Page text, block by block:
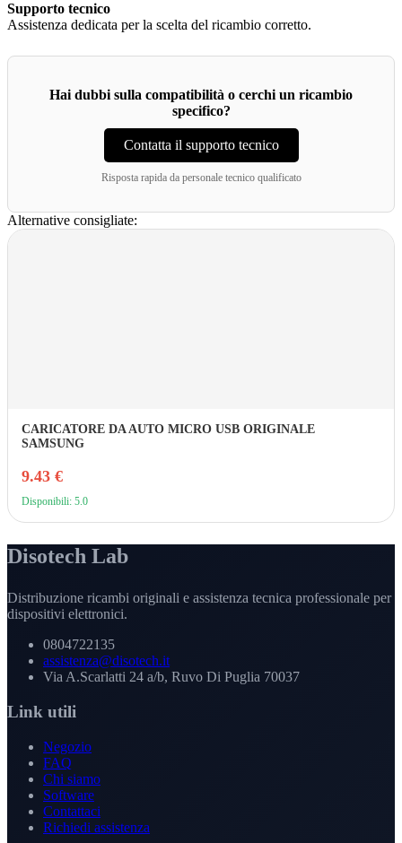
Supporto tecnico
Assistenza dedicata per la scelta del ricambio corretto.
Hai dubbi sulla compatibilità o cerchi un ricambio
specifico?
Contatta il supporto tecnico
Risposta rapida da personale tecnico qualificato
Alternative consigliate:
CARICATORE DA AUTO MICRO USB ORIGINALE
SAMSUNG
9.43 €
Disponibili: 5.0
Disotech Lab
Distribuzione ricambi originali e assistenza tecnica professionale per
dispositivi elettronici.
0804722135
assistenza@disotech.it
Via A.Scarlatti 24 a/b, Ruvo Di Puglia 70037
Link utili
Negozio
FAQ
Chi siamo
Software
Contattaci
Richiedi assistenza